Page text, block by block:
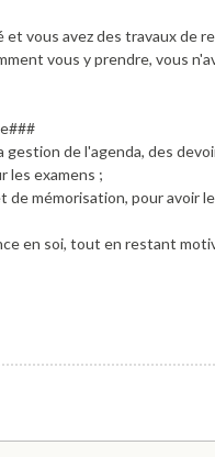
vous avez des travaux de
vous y prendre, vous
de l'agenda, des
les examens ;
mémorisation, pour avoir
en soi, tout en restant